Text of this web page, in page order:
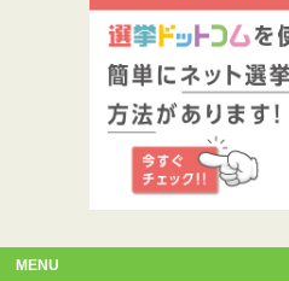
MENU